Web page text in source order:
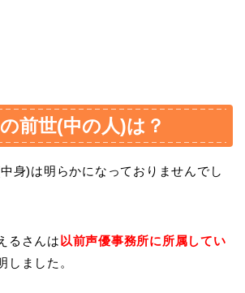
前世(中の人)は？
身)は明らかになっておりませんでし
るさんは 以前声優事務所に所属してい
しました。